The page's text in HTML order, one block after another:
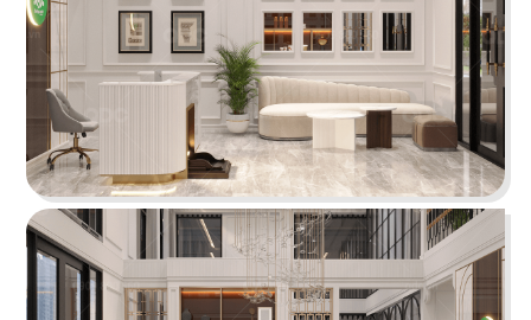
DEUCK
Các vị trí làm việc được bố trí chung với nhau,
mang đến không gian tràn đầy năng lượng, tạo